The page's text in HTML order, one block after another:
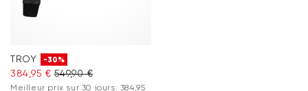
TROY -30%
384,95 € 549,90 €
Meilleur prix sur 30 jours: 384,95